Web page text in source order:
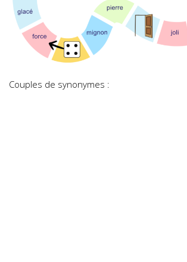
Couples de synonymes :